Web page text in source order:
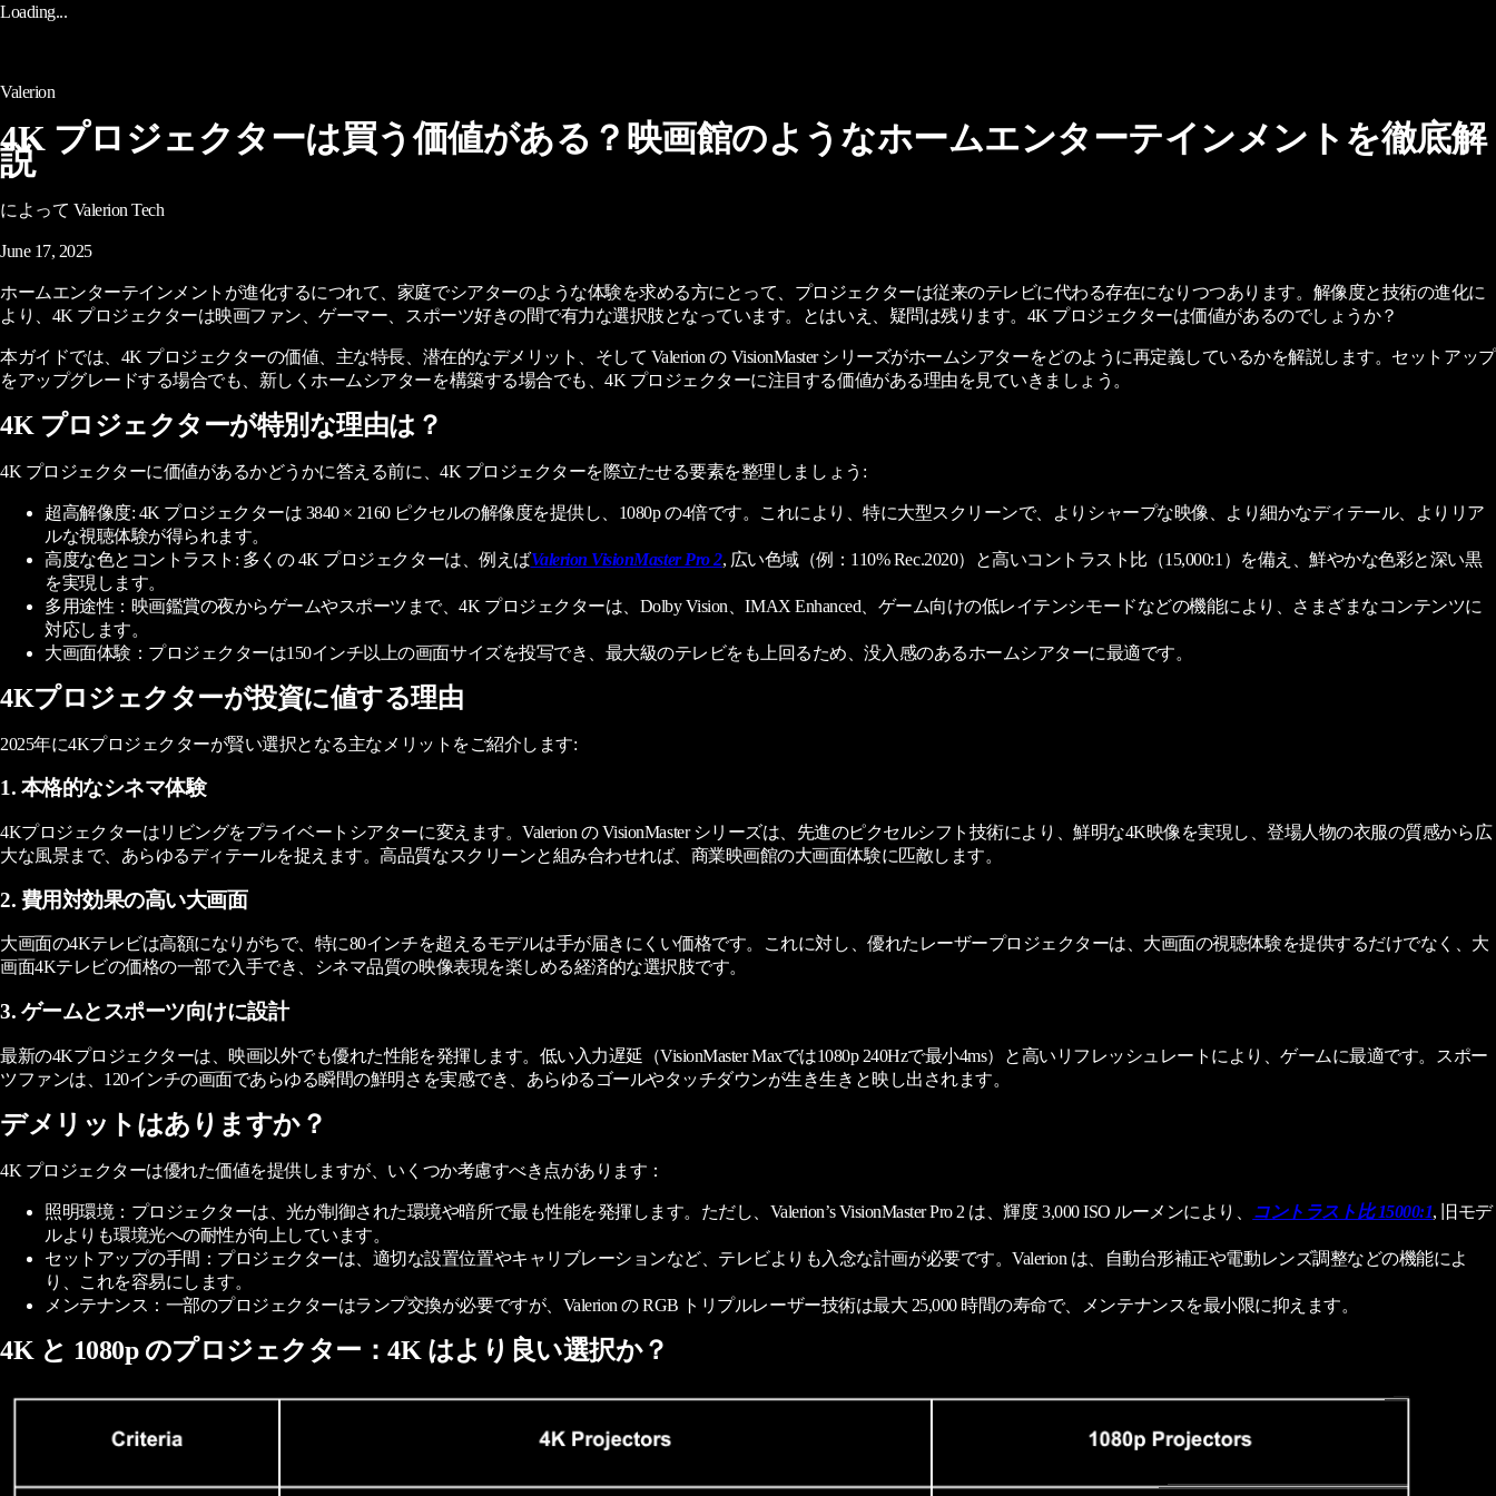
Loading...
Valerion
4K プロジェクターは買う価値がある？映画館のようなホームエンターテインメントを徹底解
説
によって Valerion Tech
June 17, 2025
ホームエンターテインメントが進化するにつれて、家庭でシアターのような体験を求める方にとって、プロジェクターは従来のテレビに代わる存在になりつつあります。解像度と技術の進化に
より、4K プロジェクターは映画ファン、ゲーマー、スポーツ好きの間で有力な選択肢となっています。とはいえ、疑問は残ります。4K プロジェクターは価値があるのでしょうか？
本ガイドでは、4K プロジェクターの価値、主な特長、潜在的なデメリット、そして Valerion の VisionMaster シリーズがホームシアターをどのように再定義しているかを解説します。セットアップ
をアップグレードする場合でも、新しくホームシアターを構築する場合でも、4K プロジェクターに注目する価値がある理由を見ていきましょう。
4K プロジェクターが特別な理由は？
4K プロジェクターに価値があるかどうかに答える前に、4K プロジェクターを際立たせる要素を整理しましょう:
超高解像度: 4K プロジェクターは 3840 × 2160 ピクセルの解像度を提供し、1080p の4倍です。これにより、特に大型スクリーンで、よりシャープな映像、より細かなディテール、よりリア
ルな視聴体験が得られます。
高度な色とコントラスト: 多くの 4K プロジェクターは、例えばValerion VisionMaster Pro 2, 広い色域（例：110% Rec.2020）と高いコントラスト比（15,000:1）を備え、鮮やかな色彩と深い黒
を実現します。
多用途性：映画鑑賞の夜からゲームやスポーツまで、4K プロジェクターは、Dolby Vision、IMAX Enhanced、ゲーム向けの低レイテンシモードなどの機能により、さまざまなコンテンツに
対応します。
大画面体験：プロジェクターは150インチ以上の画面サイズを投写でき、最大級のテレビをも上回るため、没入感のあるホームシアターに最適です。
4Kプロジェクターが投資に値する理由
2025年に4Kプロジェクターが賢い選択となる主なメリットをご紹介します:
1. 本格的なシネマ体験
4Kプロジェクターはリビングをプライベートシアターに変えます。Valerion の VisionMaster シリーズは、先進のピクセルシフト技術により、鮮明な4K映像を実現し、登場人物の衣服の質感から広
大な風景まで、あらゆるディテールを捉えます。高品質なスクリーンと組み合わせれば、商業映画館の大画面体験に匹敵します。
2. 費用対効果の高い大画面
大画面の4Kテレビは高額になりがちで、特に80インチを超えるモデルは手が届きにくい価格です。これに対し、優れたレーザープロジェクターは、大画面の視聴体験を提供するだけでなく、大
画面4Kテレビの価格の一部で入手でき、シネマ品質の映像表現を楽しめる経済的な選択肢です。
3. ゲームとスポーツ向けに設計
最新の4Kプロジェクターは、映画以外でも優れた性能を発揮します。低い入力遅延（VisionMaster Maxでは1080p 240Hzで最小4ms）と高いリフレッシュレートにより、ゲームに最適です。スポー
ツファンは、120インチの画面であらゆる瞬間の鮮明さを実感でき、あらゆるゴールやタッチダウンが生き生きと映し出されます。
デメリットはありますか？
4K プロジェクターは優れた価値を提供しますが、いくつか考慮すべき点があります：
照明環境：プロジェクターは、光が制御された環境や暗所で最も性能を発揮します。ただし、Valerion’s VisionMaster Pro 2 は、輝度 3,000 ISO ルーメンにより、 コントラスト比 15000:1, 旧モデ
ルよりも環境光への耐性が向上しています。
セットアップの手間：プロジェクターは、適切な設置位置やキャリブレーションなど、テレビよりも入念な計画が必要です。Valerion は、自動台形補正や電動レンズ調整などの機能によ
り、これを容易にします。
メンテナンス：一部のプロジェクターはランプ交換が必要ですが、Valerion の RGB トリプルレーザー技術は最大 25,000 時間の寿命で、メンテナンスを最小限に抑えます。
4K と 1080p のプロジェクター：4K はより良い選択か？